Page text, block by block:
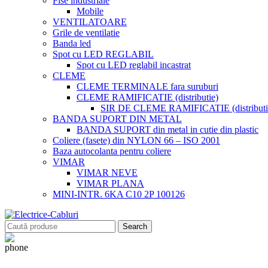
Mobile
VENTILATOARE
Grile de ventilatie
Banda led
Spot cu LED REGLABIL
Spot cu LED reglabil incastrat
CLEME
CLEME TERMINALE fara suruburi
CLEME RAMIFICATIE (distributie)
SIR DE CLEME RAMIFICATIE
BANDA SUPORT DIN METAL
BANDA SUPORT din metal in cutie din plastic
Coliere (fasete) din NYLON 66 – ISO 2001
Baza autocolanta pentru coliere
VIMAR
VIMAR NEVE
VIMAR PLANA
MINI-INTR. 6KA C10 2P 100126
Search